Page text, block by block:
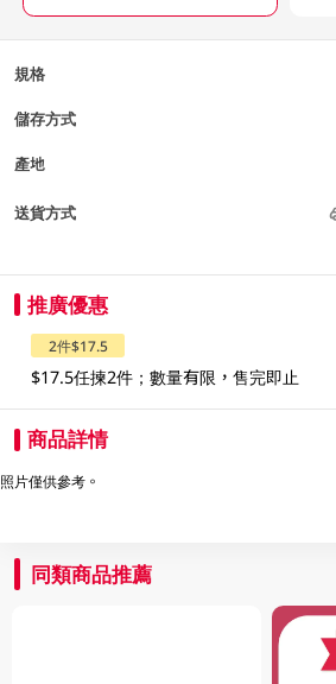
規格
儲存方式
產地
送貨方式
推廣優惠
2件$17.5
$17.5任揀2件；數量有限，售完即止
商品詳情
照片僅供參考。
同類商品推薦